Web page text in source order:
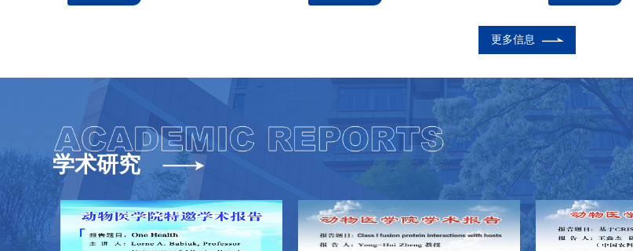
更多信息
学术研究